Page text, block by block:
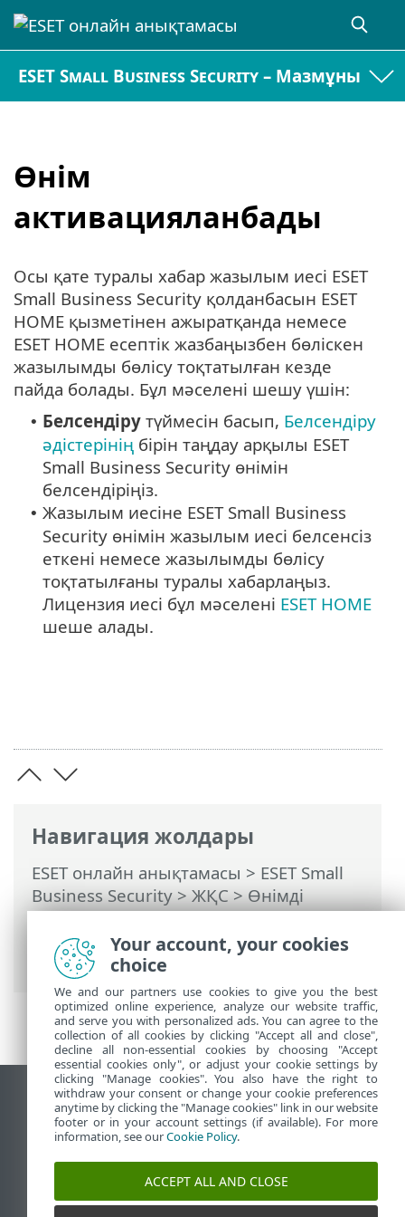
ESET Small Business Security – Мазмұны
Өнім
активацияланбады
Навигация жолдары
ESET онлайн анықтамасы > ESET Small
Business Security>ЖҚС>Өнімді
белсенсіз етуді ESET HOME порталынан
орындау жолы > Өнім
активацияланбады
Осы қате туралы хабар жазылым иесі ESET
Small Business Security қолданбасын ESET
HOME қызметінен ажыратқанда немесе
ESET HOME есептік жазбаңызбен бөліскен
жазылымды бөлісу тоқтатылған кезде
пайда болады. Бұл мәселені шешу үшін:
• Белсендіру түймесін басып, Белсендіру
әдістерінің бірін таңдау арқылы ESET
Small Business Security өнімін
белсендіріңіз.
• Жазылым иесіне ESET Small Business
Security өнімін жазылым иесі белсенсіз
еткені немесе жазылымды бөлісу
тоқтатылғаны туралы хабарлаңыз.
Лицензия иесі бұл мәселені ESET HOME
шеше алады.
Жұмыс үстеліндегі сайтты қарау
End of Life
ESET білім қоры
ESET форумы
ESET Status Portal
Your account, your cookies
choice
We and our partners use cookies to give you the best
optimized online experience, analyze our website traffic,
and serve you with personalized ads. You can agree to the
collection of all cookies by clicking "Accept all and close",
decline all non-essential cookies by choosing "Accept
essential cookies only", or adjust your cookie settings by
clicking "Manage cookies". You also have the right to
withdraw your consent or change your cookie preferences
anytime by clicking the "Manage cookies" link in our website
footer or in your account settings (if available). For more
information, see ourCookie Policy.
ACCEPT ALL AND CLOSE